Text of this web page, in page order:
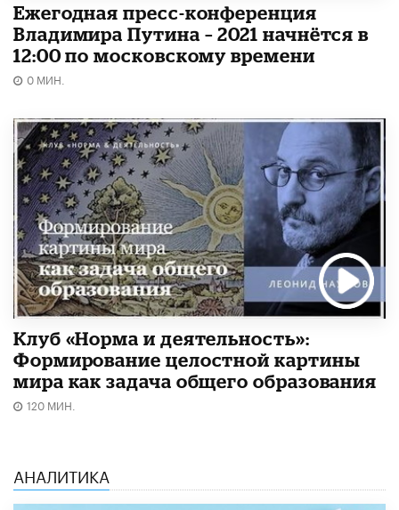
Ежегодная пресс-конференция
Владимира Путина – 2021 начнётся в
12:00 по московскому времени
0 МИН.
Клуб «Норма и деятельность»:
Формирование целостной картины
мира как задача общего образования
120 МИН.
АНАЛИТИКА